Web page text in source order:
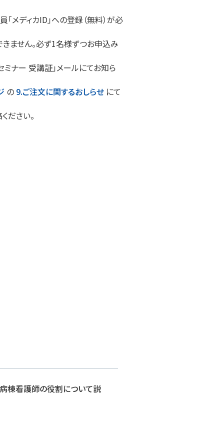
メディカID」への登録（無料）が必
ません。必ず1名様ずつお申込み
ミナー 受講証」メールにてお知ら
の 9.ご注文に関するおしらせ にて
ださい。
棟看護師の役割について説